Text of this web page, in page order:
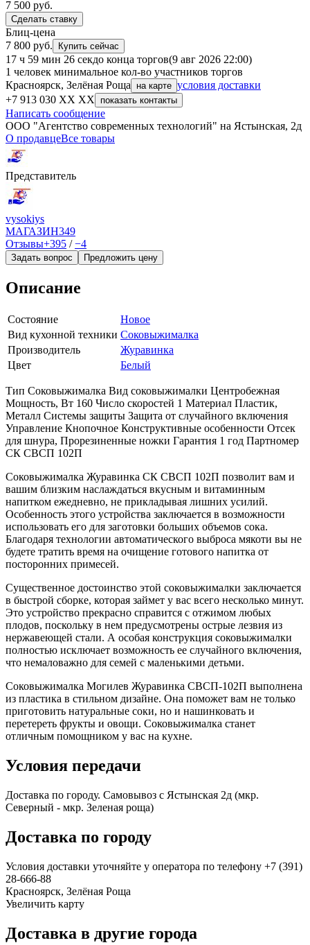
7 500 руб.
Сделать ставку
Блиц-цена
7 800 руб.
Купить сейчас
17 ч 59 мин 26 секдо конца торгов(9 авг 2026 22:00)
1 человек минимальное кол-во участников торгов
Красноярск, Зелёная Роща
на карте условия доставки
+7 913 030 XX XX
показать контакты
Написать сообщение
ООО "Агентство современных технологий" на Ястынская, 2д
О продавцеВсе товары
Представитель
vysokiys
МАГАЗИН349
Отзывы+395 /−4
Задать вопрос Предложить цену
Описание
Состояние
Новое
Вид кухонной техники Соковыжималка
Производитель
Журавинка
Цвет
Белый
Тип Соковыжималка Вид соковыжималки Центробежная
Мощность, Вт 160 Число скоростей 1 Материал Пластик,
Металл Системы защиты Защита от случайного включения
Управление Кнопочное Конструктивные особенности Отсек
для шнура, Прорезиненные ножки Гарантия 1 год Партномер
СК СВСП 102П
Соковыжималка Журавинка СК СВСП 102П позволит вам и
вашим близким наслаждаться вкусным и витаминным
напитком ежедневно, не прикладывая лишних усилий.
Особенность этого устройства заключается в возможности
использовать его для заготовки больших объемов сока.
Благодаря технологии автоматического выброса мякоти вы не
будете тратить время на очищение готового напитка от
посторонних примесей.
Существенное достоинство этой соковыжималки заключается
в быстрой сборке, которая займет у вас всего несколько минут.
Это устройство прекрасно справится с отжимом любых
плодов, поскольку в нем предусмотрены острые лезвия из
нержавеющей стали. А особая конструкция соковыжималки
полностью исключает возможность ее случайного включения,
что немаловажно для семей с маленькими детьми.
Соковыжималка Могилев Журавинка СВСП-102П выполнена
из пластика в стильном дизайне. Она поможет вам не только
приготовить натуральные соки, но и нашинковать и
перетереть фрукты и овощи. Соковыжималка станет
отличным помощником у вас на кухне.
Условия передачи
Доставка по городу. Самовывоз с Ястынская 2д (мкр.
Северный - мкр. Зеленая роща)
Доставка по городу
Условия доставки уточняйте у оператора по телефону +7 (391)
28-666-88
Красноярск, Зелёная Роща
Увеличить карту
Доставка в другие города